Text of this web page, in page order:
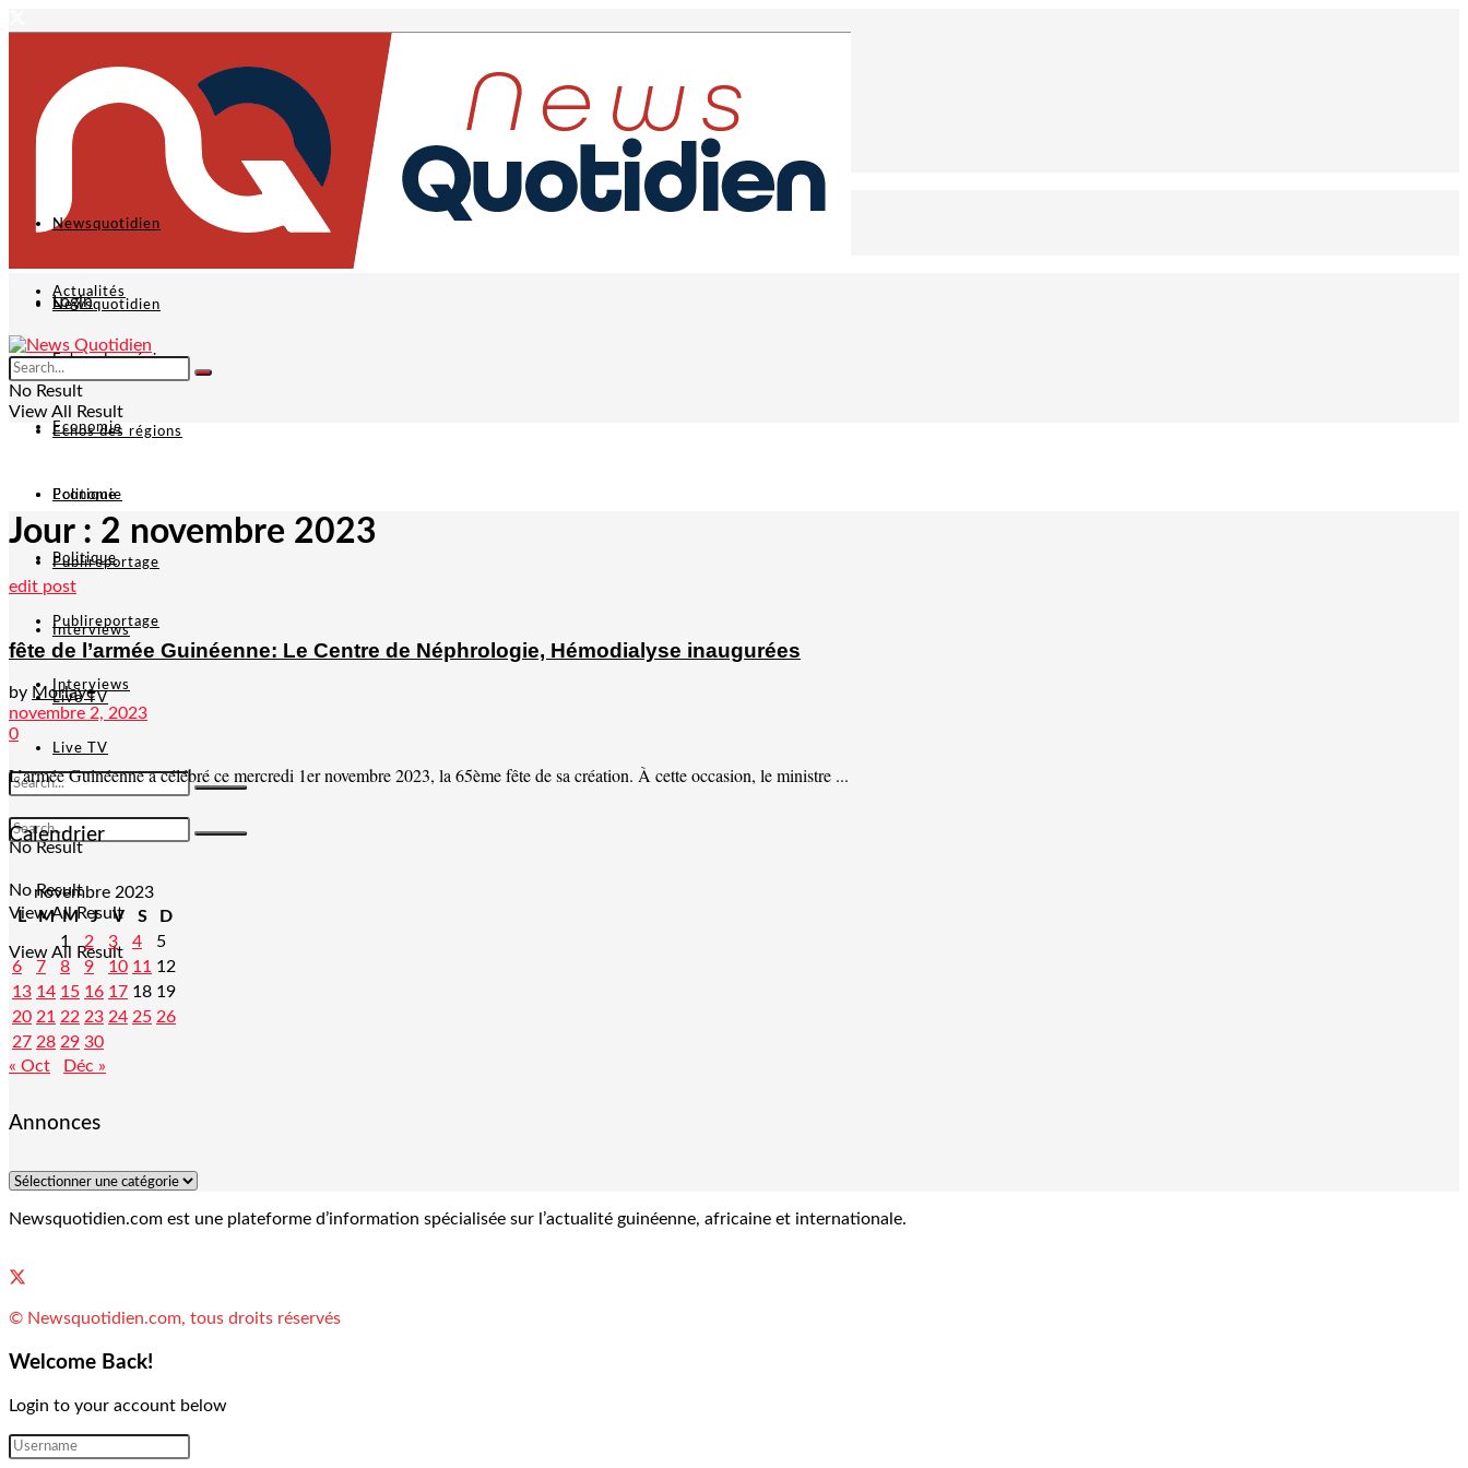
Login
Newsquotidien
Actualités
Echos des régions
Economie
Politique
Publireportage
Interviews
Live TV
No Result
View All Result
Newsquotidien
Actualités
Echos des régions
Economie
Politique
Publireportage
Interviews
Live TV
No Result
View All Result
No Result
View All Result
Jour : 2 novembre 2023
edit post
fête de l’armée Guinéenne: Le Centre de Néphrologie, Hémodialyse inaugurées
by Morlaye
novembre 2, 2023
0
L’armée Guinéenne a célébré ce mercredi 1er novembre 2023, la 65ème fête de sa création. À cette occasion, le ministre ...
Calendrier
novembre 2023
L
M M J V S
D
1
2 3 4
5
6
7 8 9 10 11 12
13 14 15 16 17 18 19
20 21 22 23 24 25 26
27 28 29 30
« Oct
Déc »
Annonces
Newsquotidien.com est une plateforme d’information spécialisée sur l’actualité guinéenne, africaine et internationale.
© Newsquotidien.com, tous droits réservés
Welcome Back!
Login to your account below